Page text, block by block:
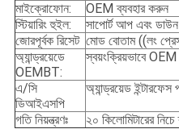
মাইক্রোফোন:
OEM ব্যবহার করুন
স্টিয়ারিং হুইল:
সাপোর্ট আপ এবং
জোরপূর্বক রিসেট মোড বোতাম ((লং
অ্যান্ড্রয়েডে
OEMBT:
স্বয়ংক্রিয়ভাবে OEM
এ/সি
ডিআইএসপি
অ্যান্ড্রয়েড ইন্টারফেস
গতি নিয়ন্ত্রণঃ
২০ কিলোমিটারের